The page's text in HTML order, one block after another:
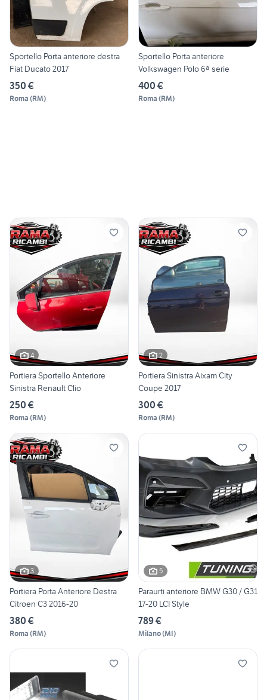
Sportello Porta anteriore destra
Fiat Ducato 2017
350 €
Roma (RM)
Sportello Porta anteriore
Volkswagen Polo 6ª serie
400 €
Roma (RM)
4
Portiera Sportello Anteriore
Sinistra Renault Clio
250 €
Roma (RM)
2
Portiera Sinistra Aixam City
Coupe 2017
300 €
Roma (RM)
3
Portiera Porta Anteriore Destra
Citroen C3 2016-20
380 €
Roma (RM)
5
Paraurti anteriore BMW G30 / G31
17-20 LCI Style
789 €
Milano(MI)